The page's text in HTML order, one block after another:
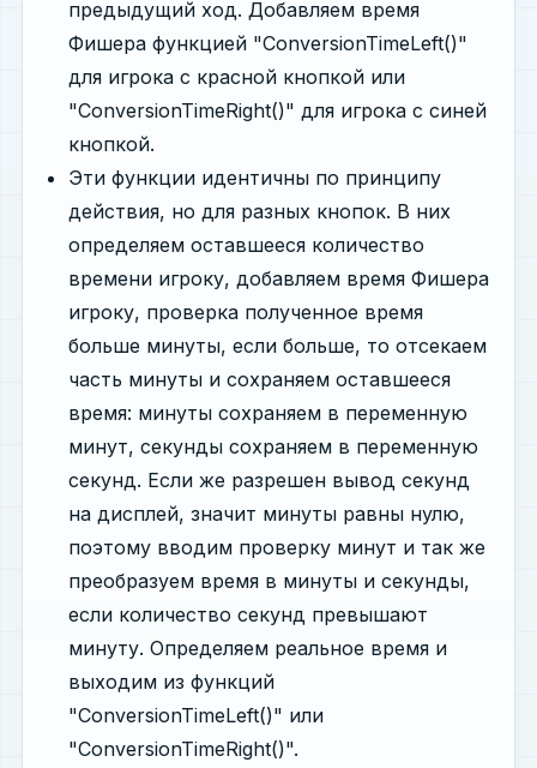
предыдущий ход. Добавляем время
Фишера функцией "ConversionTimeLeft()"
для игрока с красной кнопкой или
"ConversionTimeRight()" для игрока с синей
кнопкой.
Эти функции идентичны по принципу
действия, но для разных кнопок. В них
определяем оставшееся количество
времени игроку, добавляем время Фишера
игроку, проверка полученное время
больше минуты, если больше, то отсекаем
часть минуты и сохраняем оставшееся
время: минуты сохраняем в переменную
минут, секунды сохраняем в переменную
секунд. Если же разрешен вывод секунд
на дисплей, значит минуты равны нулю,
поэтому вводим проверку минут и так же
преобразуем время в минуты и секунды,
если количество секунд превышают
минуту. Определяем реальное время и
выходим из функций
"ConversionTimeLeft()" или
"ConversionTimeRight()".